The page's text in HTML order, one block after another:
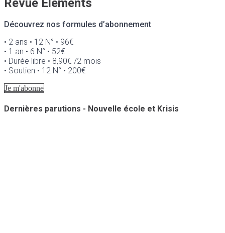
Découvrez nos formules d’abonnement
• 2 ans • 12 N° • 96€
• 1 an • 6 N° • 52€
• Durée libre • 8,90€ /2 mois
• Soutien • 12 N° • 200€
Je m'abonne
Dernières parutions - Nouvelle école et Krisis